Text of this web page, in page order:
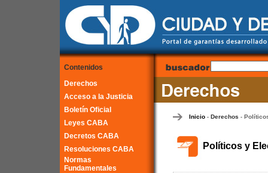
Contenidos
Derechos
Acceso a la Justicia
Boletín Oficial
Leyes CABA
Decretos CABA
Resoluciones CABA
Normas
Fundamentales
Inicio- Derechos -
Políticos y